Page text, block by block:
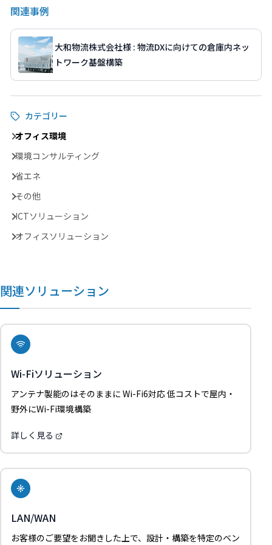
関連事例
大和物流株式会社様 : 物流DXに向けての倉庫内ネッ
トワーク基盤構築
カテゴリー
オフィス環境
環境コンサルティング
省エネ
その他
ICTソリューション
オフィスソリューション
関連ソリューション
Wi-Fiソリューション
アンテナ製能のはそのままに Wi-Fi6対応 低コストで屋内・
野外にWi-Fi環境構築
詳しく見る
LAN/WAN
お客様のご要望をお聞きした上で、設計・構築を特定のベン